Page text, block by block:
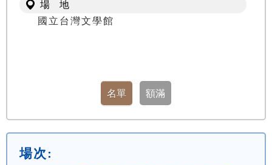
場 地
國立台灣文學館
場次: